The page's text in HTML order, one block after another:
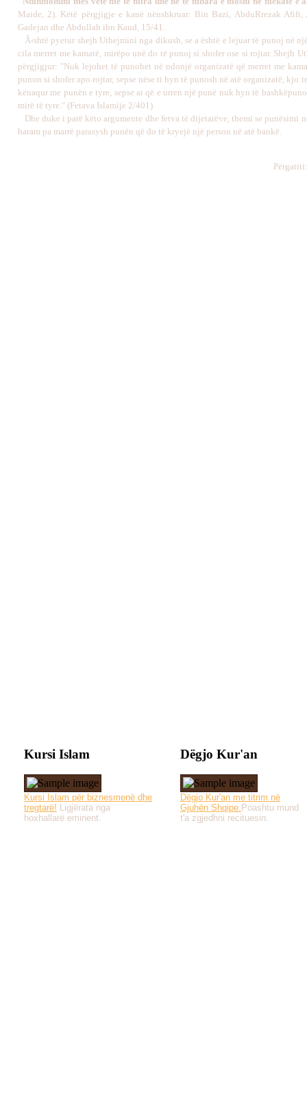
Maide, 2). Këtë përgjigje e kanë nënshkruar: Bin Bazi, AbduRrezak
Gadejan dhe Abdullah ibn Kaud, 15/41.
Ã‹shtë pyetur shejh Uthejmini nga dikush, se a është e lejuar të punoj në
cila merret me kamatë, mirëpo unë do të punoj si shofer ose si rojtar. Shejh
përgjigjur: "Nuk lejohet të punohet në ndonjë organizatë që merret me
punon si shofer apo rojtar, sepse nëse ti hyn të punosh në atë organizatë, kjo
kënaqur me punën e tyre, sepse ai që e urren një punë nuk hyn të
mirë të tyre." (Fetava Islamije 2/401)
Dhe duke i parë këto argumente dhe fetva të dijetarëve, themi se punësimi
haram pa marrë parasysh punën që do të kryejë një person në atë bankë.
Kursi Islam
Kursi Islam për biznesmenë dhe
tregtarë! Ligjërata nga
hoxhallarë eminent.
Dëgjo Kur'an
Dëgjo Kur'an me titrim në
Gjuhën Shqipe. Poashtu mund
t'a zgjedhni recituesin.